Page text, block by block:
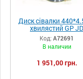
Диск сівалки
хвилястий GP JD
А72691/820-019C
Код: А72691
В наличии
1 951,00 грн.